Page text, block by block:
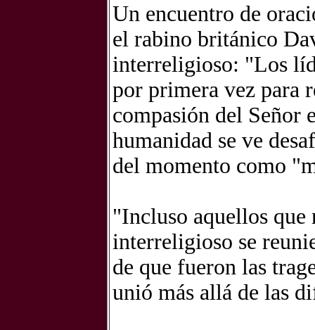
Un encuentro de
el rabino británico
interreligioso: "Los
por primera vez para
compasión del Señor
humanidad se ve
del momento como
"Incluso aquellos que
interreligioso se
de que fueron las
unió más allá de las